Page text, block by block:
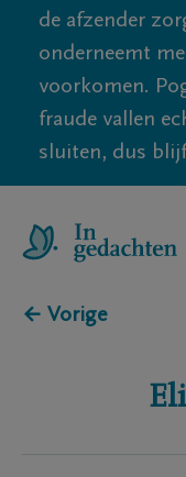
de afzender
onderneemt
voorkomen.
fraude vallen
sluiten, dus
← Vorige